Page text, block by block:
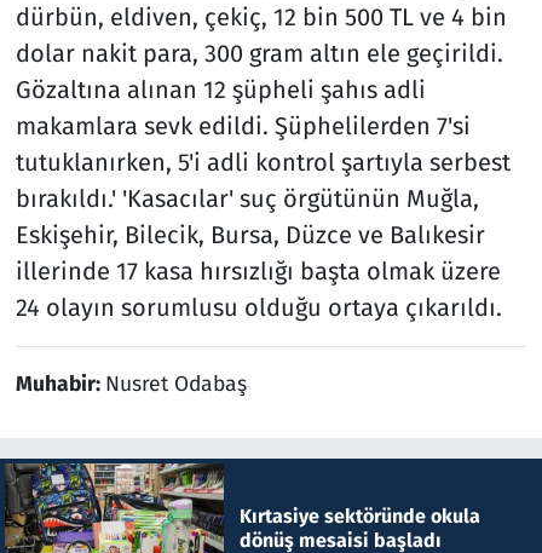
dürbün, eldiven, çekiç, 12 bin 500 TL ve 4 bin
dolar nakit para, 300 gram altın ele geçirildi.
Gözaltına alınan 12 şüpheli şahıs adli
makamlara sevk edildi. Şüphelilerden 7'si
tutuklanırken, 5'i adli kontrol şartıyla serbest
bırakıldı.' 'Kasacılar' suç örgütünün Muğla,
Eskişehir, Bilecik, Bursa, Düzce ve Balıkesir
illerinde 17 kasa hırsızlığı başta olmak üzere
24 olayın sorumlusu olduğu ortaya çıkarıldı.
Muhabir: Nusret Odabaş
Kırtasiye sektöründe okula
dönüş mesaisi başladı